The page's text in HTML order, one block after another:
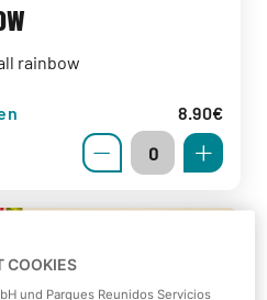
rainbow
8.90€
COOKIES
und Parques Reunidos Servicios